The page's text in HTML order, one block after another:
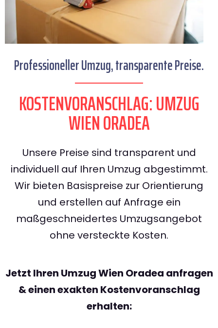
Professioneller Umzug, transparente Preise.
KOSTENVORANSCHLAG: UMZUG
WIEN ORADEA
Unsere Preise sind transparent und
individuell auf Ihren Umzug abgestimmt.
Wir bieten Basispreise zur Orientierung
und erstellen auf Anfrage ein
maßgeschneidertes Umzugsangebot
ohne versteckte Kosten.
Jetzt Ihren Umzug Wien Oradea anfragen
& einen exakten Kostenvoranschlag
erhalten: